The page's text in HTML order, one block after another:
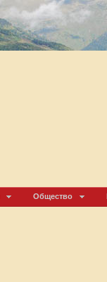
Общество